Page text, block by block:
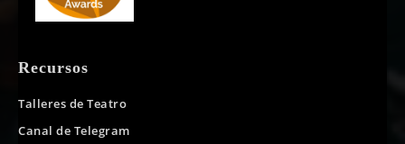
Recursos
Talleres de Teatro
Canal de Telegram